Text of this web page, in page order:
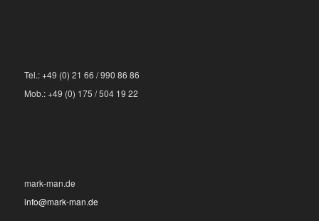
Tel.: +49 (0) 21 66 / 990 86 86
Mob.: +49 (0) 175 / 504 19 22
mark-man.de
info@mark-man.de